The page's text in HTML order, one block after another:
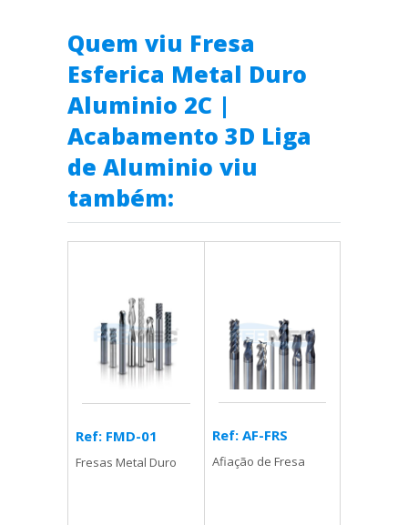
Quem viu Fresa
Esferica Metal Duro
Aluminio 2C |
Acabamento 3D Liga
de Aluminio viu
também:
Ref: FMD-01
Fresas Metal Duro
Ref: AF-FRS
Afiação de Fresa